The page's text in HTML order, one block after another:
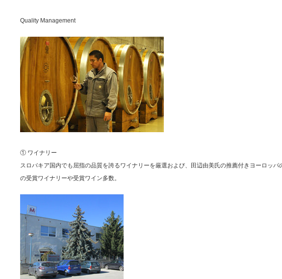
Quality Management
① ワイナリー
スロバキア国内でも屈指の品質を誇るワイナリーを厳選および、田辺由美氏の推薦付きヨーロッパ
の受賞ワイナリーや受賞ワイン多数。